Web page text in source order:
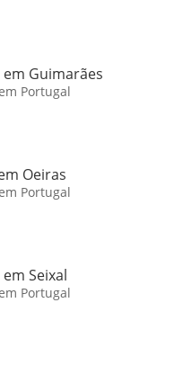
Guimarães
Portugal
Oeiras
Portugal
Seixal
Portugal